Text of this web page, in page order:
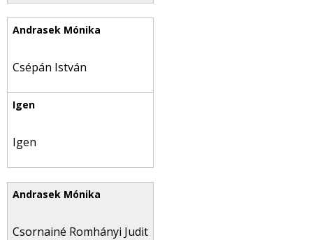
Csépán István
Igen
Csornainé Romhányi Judit